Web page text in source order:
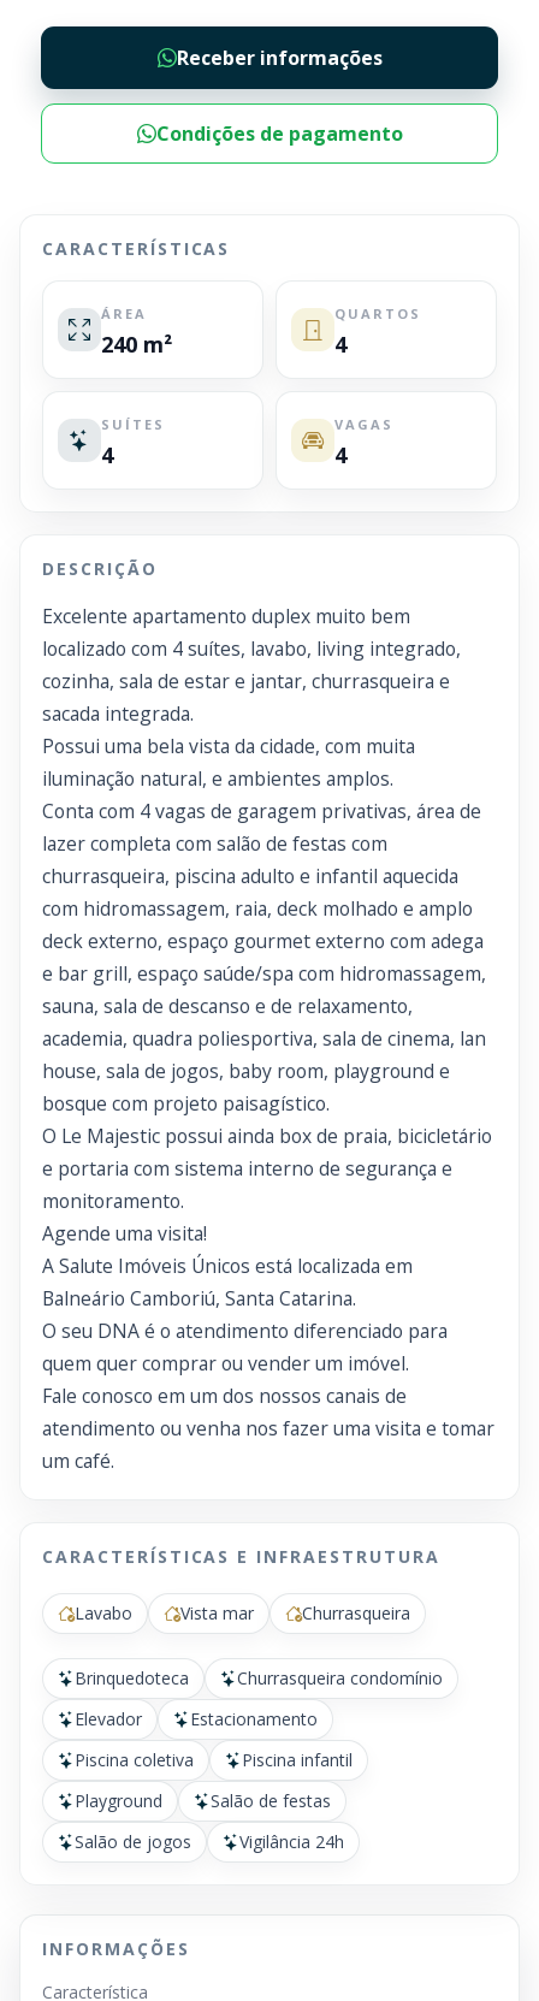
Receber informações
Condições de pagamento
CARACTERÍSTICAS
ÁREA
240 m²
QUARTOS
4
SUÍTES
4
VAGAS
4
DESCRIÇÃO
Excelente apartamento duplex muito bem
localizado com 4 suítes, lavabo, living integrado,
cozinha, sala de estar e jantar, churrasqueira e
sacada integrada.
Possui uma bela vista da cidade, com muita
iluminação natural, e ambientes amplos.
Conta com 4 vagas de garagem privativas, área de
lazer completa com salão de festas com
churrasqueira, piscina adulto e infantil aquecida
com hidromassagem, raia, deck molhado e amplo
deck externo, espaço gourmet externo com adega
e bar grill, espaço saúde/spa com hidromassagem,
sauna, sala de descanso e de relaxamento,
academia, quadra poliesportiva, sala de cinema, lan
house, sala de jogos, baby room, playground e
bosque com projeto paisagístico.
O Le Majestic possui ainda box de praia, bicicletário
e portaria com sistema interno de segurança e
monitoramento.
Agende uma visita!
A Salute Imóveis Únicos está localizada em
Balneário Camboriú, Santa Catarina.
O seu DNA é o atendimento diferenciado para
quem quer comprar ou vender um imóvel.
Fale conosco em um dos nossos canais de
atendimento ou venha nos fazer uma visita e tomar
um café.
CARACTERÍSTICAS E INFRAESTRUTURA
Lavabo Vista mar Churrasqueira
Brinquedoteca
Churrasqueira condomínio
Elevador
Estacionamento
Piscina coletiva
Piscina infantil
Playground
Salão de festas
Salão de jogos
Vigilância 24h
INFORMAÇÕES
Característica